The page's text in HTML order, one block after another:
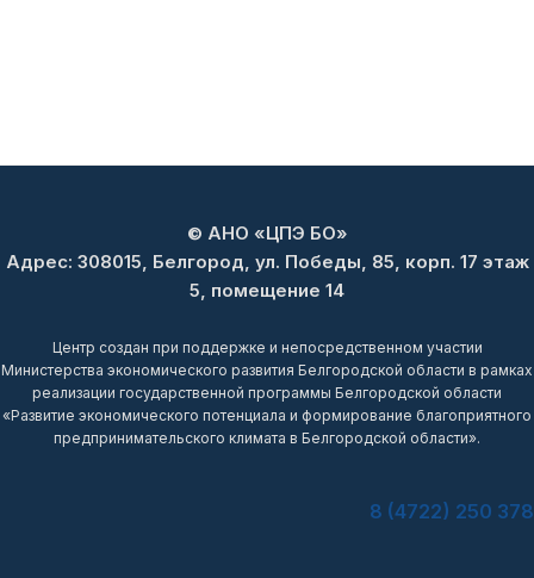
© АНО «ЦПЭ БО»
Адрес: 308015, Белгород, ул. Победы, 85, корп. 17 этаж
5, помещение 14
Центр создан при поддержке и непосредственном участии
Министерства экономического развития Белгородской области в рамках
реализации государственной программы Белгородской области
«Развитие экономического потенциала и формирование благоприятного
предпринимательского климата в Белгородской области».
8 (4722) 250 378